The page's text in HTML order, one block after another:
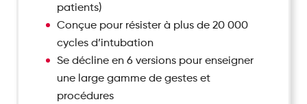
patients)
Conçue pour résister à plus de 20 000
cycles d’intubation
Se décline en 6 versions pour enseigner
une large gamme de gestes et
procédures